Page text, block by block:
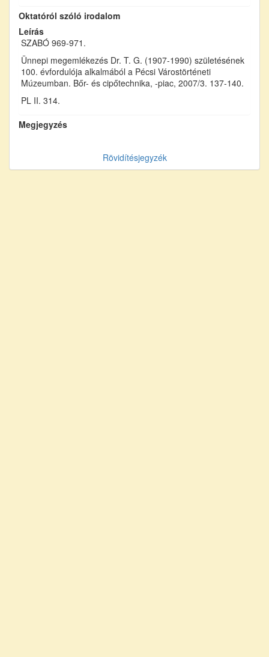
Oktatóról szóló irodalom
Leírás
SZABÓ 969-971.
Ünnepi megemlékezés Dr. T. G. (1907-1990) születésének
100. évfordulója alkalmából a Pécsi Várostörténeti
Múzeumban. Bőr- és cipőtechnika, -piac, 2007/3. 137-140.
PL II. 314.
Megjegyzés
Rövidítésjegyzék